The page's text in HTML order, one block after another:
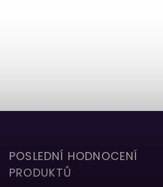
POSLEDNÍ HODNOCENÍ
PRODUKTŮ